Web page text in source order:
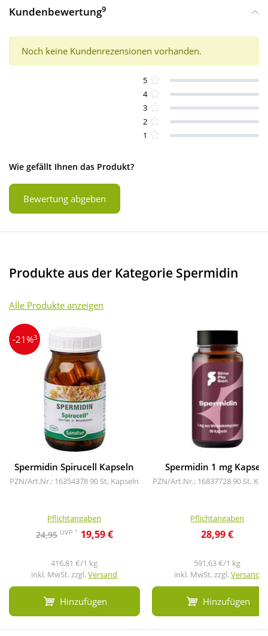
Kundenbewertung9
Noch keine Kundenrezensionen vorhanden.
5
4
3
2
1
Wie gefällt Ihnen das Produkt?
Bewertung abgeben
Produkte aus der Kategorie Spermidin
Alle Produkte anzeigen
-21%3
Spermidin Spirucell Kapseln
PZN/Art.Nr.: 1635437890 St, Kapseln
Pflichtangaben
24,95 UVP 1 19,59 €
416,81 €/1 kg
inkl. MwSt. zzgl.Versand
Hinzufügen
Spermidin 1 mg
PZN/Art.Nr.: 1683772890 St,
Pflichtangaben
28,99 €
591,63 €/1 kg
inkl. MwSt. zzgl.Versand
Hinzufügen